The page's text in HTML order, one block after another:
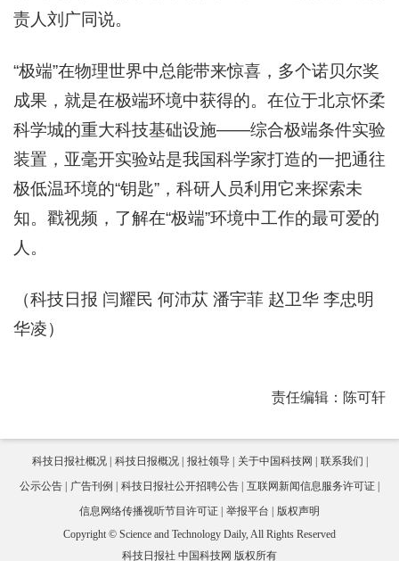
责人刘广同说。
“极端”在物理世界中总能带来惊喜，多个诺贝尔奖
成果，就是在极端环境中获得的。在位于北京怀柔
科学城的重大科技基础设施——综合极端条件实验
装置，亚毫开实验站是我国科学家打造的一把通往
极低温环境的“钥匙”，科研人员利用它来探索未
知。戳视频，了解在“极端”环境中工作的最可爱的
人。
（科技日报 闫耀民 何沛苁 潘宇菲 赵卫华 李忠明
华凌）
责任编辑：陈可轩
科技日报社概况 科技日报概况 报社领导 关于中国科技网
联系我们
公示公告
广告刊例 科技日报社公开招聘公告
互联网新闻信息服务许可证
信息网络传播视听节目许可证
举报平台
版权声明
Copyright © Science and Technology Daily, All Rights Reserved
科技日报社 中国科技网 版权所有